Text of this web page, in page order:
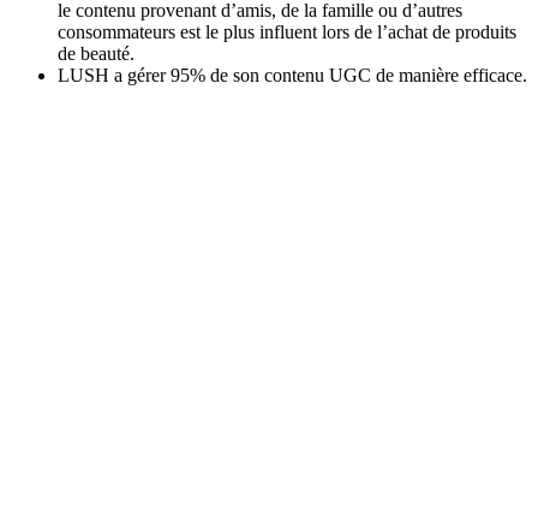
le contenu provenant d’amis, de la famille ou d’autres
consommateurs est le plus influent lors de l’achat de produits
de beauté.
LUSH a gérer 95% de son contenu UGC de manière efficace.